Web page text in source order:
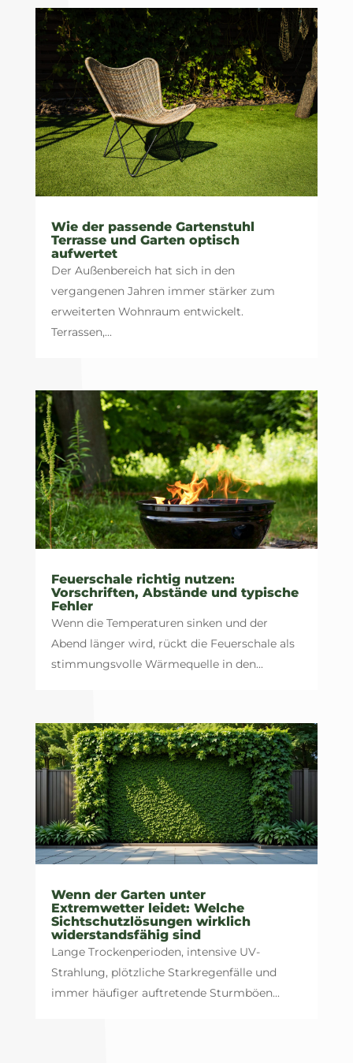
Wie der passende Gartenstuhl
Terrasse und Garten optisch
aufwertet
Der Außenbereich hat sich in den
vergangenen Jahren immer stärker zum
erweiterten Wohnraum entwickelt.
Terrassen,...
Feuerschale richtig nutzen:
Vorschriften, Abstände und typische
Fehler
Wenn die Temperaturen sinken und der
Abend länger wird, rückt die Feuerschale als
stimmungsvolle Wärmequelle in den...
Wenn der Garten unter
Extremwetter leidet: Welche
Sichtschutzlösungen wirklich
widerstandsfähig sind
Lange Trockenperioden, intensive UV-
Strahlung, plötzliche Starkregenfälle und
immer häufiger auftretende Sturmböen...